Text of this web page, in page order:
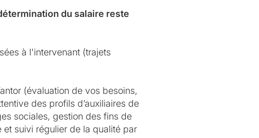
du salaire reste
à l'intervenant (trajets
(évaluation de vos besoins,
des profils d’auxiliaires de
sociales, gestion des fins de
suivi régulier de la qualité par